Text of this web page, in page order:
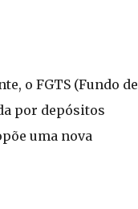
o FGTS (Fundo de
por depósitos
uma nova